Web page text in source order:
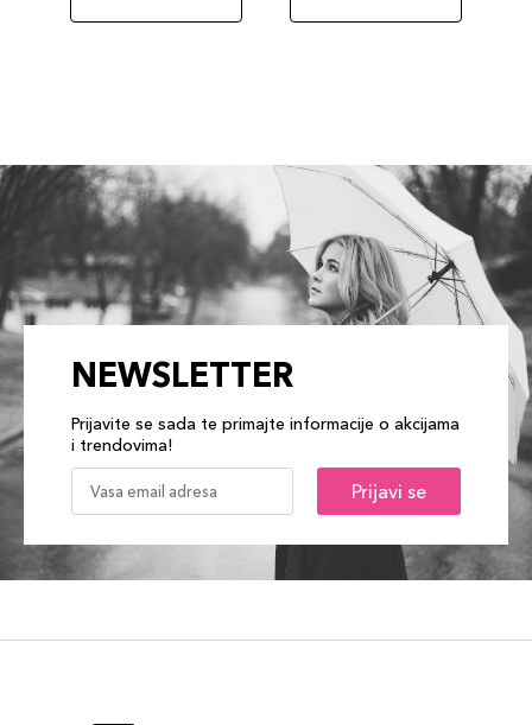
NEWSLETTER
Prijavite se sada te primajte informacije o akcijama
i trendovima!
Prijavi se